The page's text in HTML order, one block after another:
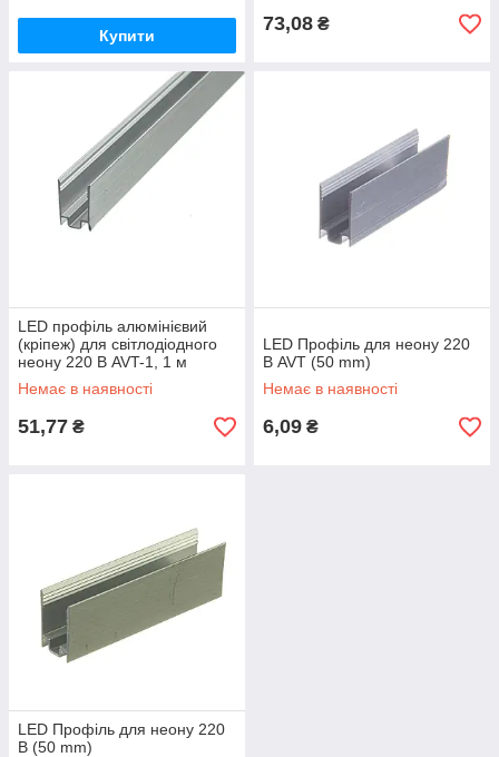
Купити
73,08 ₴
LED профіль алюмінієвий
(кріпеж) для світлодіодного
неону 220 В AVT-1, 1 м
Немає в наявності
51,77 ₴
LED Профіль для неону 220
В AVT (50 mm)
Немає в наявності
6,09 ₴
LED Профіль для неону 220
В (50 mm)